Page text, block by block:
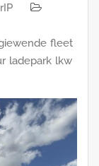
fleet
ladepark lkw